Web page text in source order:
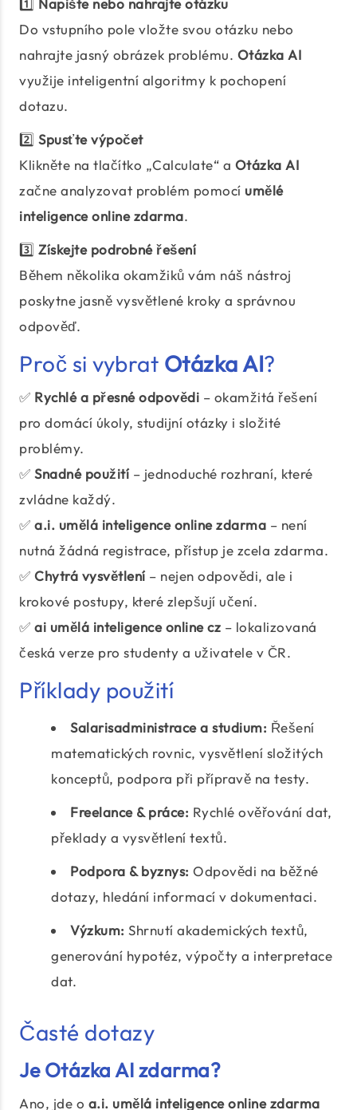
1️⃣
Napište nebo nahrajte otázku
Do vstupního pole vložte svou otázku nebo
nahrajte jasný obrázek problému. Otázka AI
využije inteligentní algoritmy k pochopení
dotazu.
2️⃣ Spusťte výpočet
Klikněte na tlačítko „Calculate“ a Otázka AI
začne analyzovat problém pomocí umělé
inteligence online zdarma.
3️⃣ Získejte podrobné řešení
Během několika okamžiků vám náš nástroj
poskytne jasně vysvětlené kroky a správnou
odpověď.
Proč si vybrat Otázka AI?
✅ Rychlé a přesné odpovědi – okamžitá řešení
pro domácí úkoly, studijní otázky i složité
problémy.
✅ Snadné použití– jednoduché rozhraní, které
zvládne každý.
✅ a.i. umělá inteligence online zdarma – není
nutná žádná registrace, přístup je zcela zdarma.
✅ Chytrá vysvětlení– nejen odpovědi, ale i
krokové postupy, které zlepšují učení.
✅ ai umělá inteligence online cz – lokalizovaná
česká verze pro studenty a uživatele v ČR.
Příklady použití
Salarisadministrace a studium: Řešení
matematických rovnic, vysvětlení složitých
konceptů, podpora při přípravě na testy.
Freelance & práce: Rychlé ověřování dat,
překlady a vysvětlení textů.
Podpora & byznys: Odpovědi na běžné
dotazy, hledání informací v dokumentaci.
Výzkum: Shrnutí akademických textů,
generování hypotéz, výpočty a interpretace
dat.
Časté dotazy
Je Otázka AI zdarma?
Ano, jde o a.i. umělá inteligence online zdarma